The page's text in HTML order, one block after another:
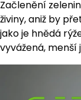
Začlenění
živiny, aniž by
jako je hnědá
vyvážená, menší